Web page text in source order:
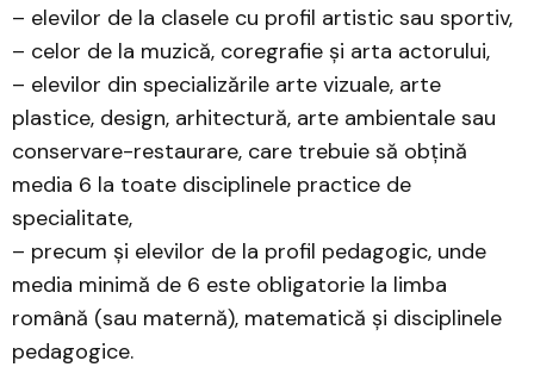
– elevilor de la clasele cu profil artistic sau sportiv,
– celor de la muzică, coregrafie și arta actorului,
– elevilor din specializările arte vizuale, arte
plastice, design, arhitectură, arte ambientale sau
conservare-restaurare, care trebuie să obțină
media 6 la toate disciplinele practice de
specialitate,
– precum și elevilor de la profil pedagogic, unde
media minimă de 6 este obligatorie la limba
română (sau maternă), matematică și disciplinele
pedagogice.